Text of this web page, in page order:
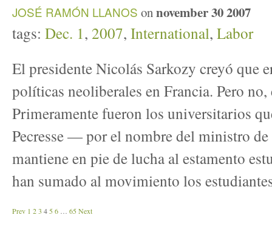
JOSÉ RAMÓN LLANOS onnovember 30 2007
tags: Dec. 1, 2007, International, Labor
El presidente Nicolás Sarkozy creyó que
políticas neoliberales en Francia. Pero
Primeramente fueron los universitarios
Pecresse — por el nombre del ministro
mantiene en pie de lucha al estamento
han sumado al movimiento los
Prev 1 23 4 56 65Next